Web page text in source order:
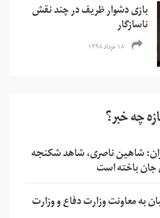
بازی دشوار ظریف در چند نقش
ناسازگار
۱۸ خرداد ۱۳۹۸
چه خبر؟
شاهین ناصری، شاهد شکنجه
جان باخته است
به معاونت وزارت دفاع و وزارت